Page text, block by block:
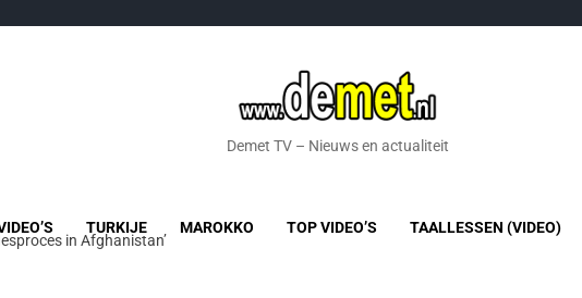
Demet TV – Nieuws en actualiteit
TURKIJE MAROKKO TOP VIDEO’S TAALLESSEN (VIDEO)
in Afghanistan’